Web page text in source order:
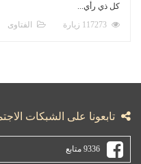
كل ذي رأي...
الفتاوى
تابعونا على الشبكات
9336 متابع